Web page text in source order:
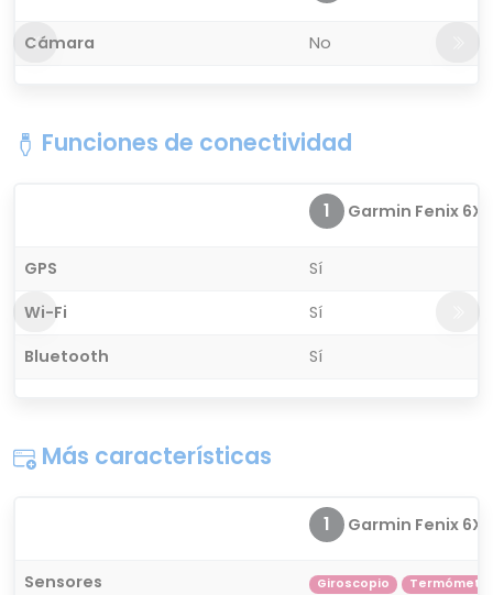
Cámara No
Funciones de conectividad
1 Garmin Fenix 6X
GPS
Sí
Wi-Fi
Sí
Bluetooth
Sí
Más características
1 Garmin Fenix 6X
Sensores Giroscopio